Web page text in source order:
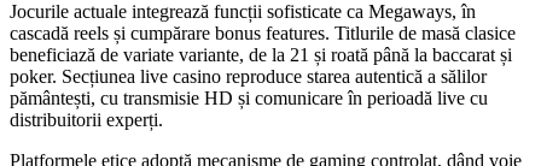
Jocurile actuale integrează funcții sofisticate ca Megaways, în
cascadă reels și cumpărare bonus features. Titlurile de masă clasice
beneficiază de variate variante, de la 21 și roată până la baccarat și
poker. Secțiunea live casino reproduce starea autentică a sălilor
pământești, cu transmisie HD și comunicare în perioadă live cu
distribuitorii experți.
Platformele etice adoptă mecanisme de gaming controlat, dând voie